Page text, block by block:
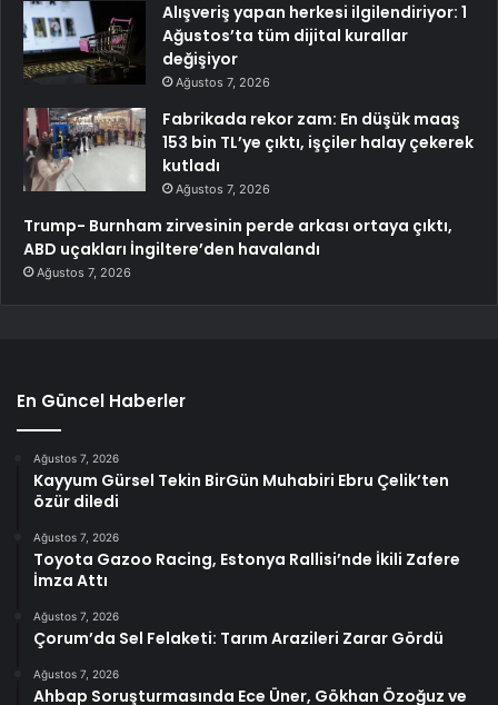
Alışveriş yapan herkesi ilgilendiriyor: 1
Ağustos’ta tüm dijital kurallar
değişiyor
Ağustos 7, 2026
Fabrikada rekor zam: En düşük maaş
153 bin TL’ye çıktı, işçiler halay çekerek
kutladı
Ağustos 7, 2026
Trump- Burnham zirvesinin perde arkası ortaya çıktı,
ABD uçakları İngiltere’den havalandı
Ağustos 7, 2026
En Güncel Haberler
Ağustos 7, 2026
Kayyum Gürsel Tekin BirGün Muhabiri Ebru Çelik’ten
özür diledi
Ağustos 7, 2026
Toyota Gazoo Racing, Estonya Rallisi’nde İkili Zafere
İmza Attı
Ağustos 7, 2026
Çorum’da Sel Felaketi: Tarım Arazileri Zarar Gördü
Ağustos 7, 2026
Ahbap Soruşturmasında Ece Üner, Gökhan Özoğuz ve